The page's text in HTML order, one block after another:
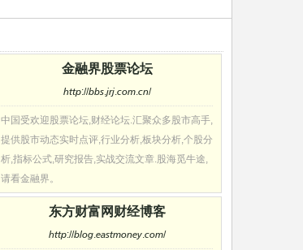
金融界股票论坛
http://bbs.jrj.com.cn/
中国受欢迎股票论坛,财经论坛.汇聚众多股市高手,
提供股市动态实时点评,行业分析,板块分析,个股分
析,指标公式,研究报告,实战交流文章.股海觅牛途,
请看金融界。
东方财富网财经博客
http://blog.eastmoney.com/